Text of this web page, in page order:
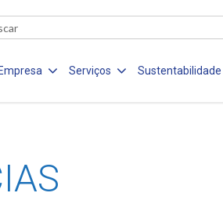
Serviços Sustentabilidade